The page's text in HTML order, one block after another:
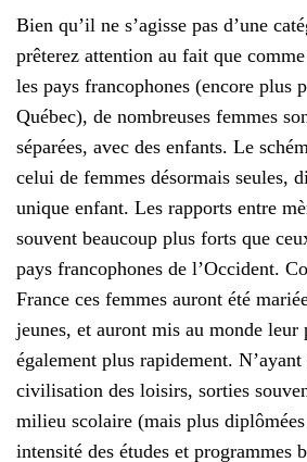
Bien qu’il ne s’agisse pas d’une
prêterez attention au fait que
les pays francophones (encore plus
Québec), de nombreuses femmes
séparées, avec des enfants. Le
celui de femmes désormais seules,
unique enfant. Les rapports entre
souvent beaucoup plus forts que
pays francophones de l’Occident.
France ces femmes auront été
jeunes, et auront mis au monde leur
également plus rapidement. N’ayant
civilisation des loisirs, sorties
milieu scolaire (mais plus
intensité des études et programmes